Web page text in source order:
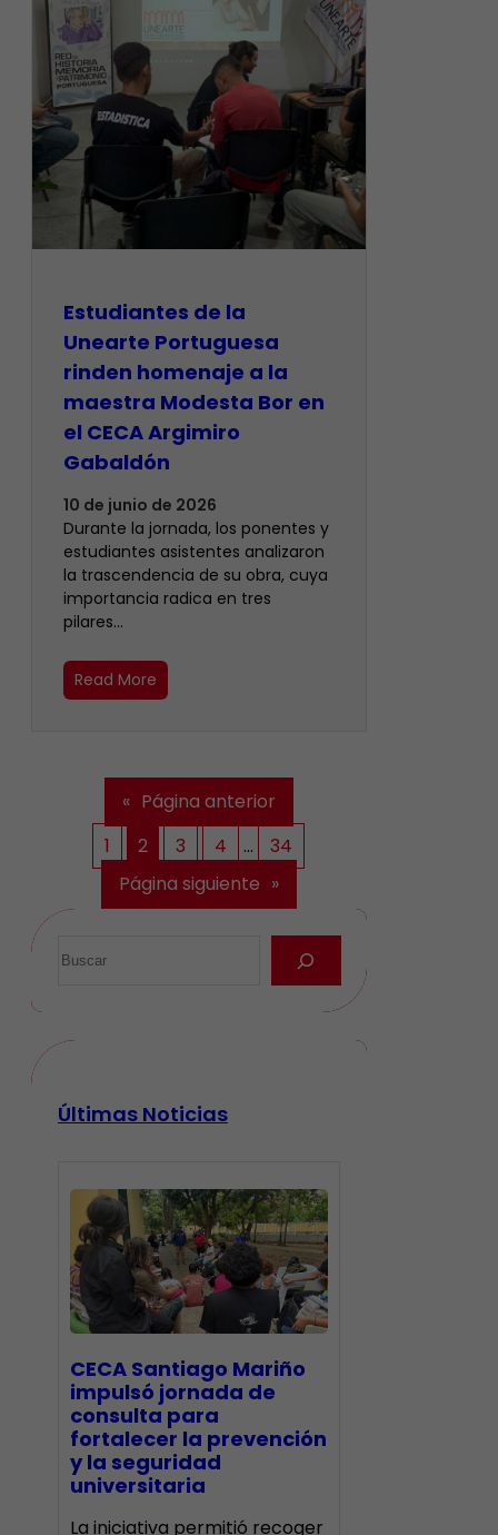
Estudiantes de la
Unearte Portuguesa
rinden homenaje a la
maestra Modesta Bor en
el CECA Argimiro
Gabaldón
10 de junio de 2026
Durante la jornada, los ponentes y
estudiantes asistentes analizaron
la trascendencia de su obra, cuya
importancia radica en tres
pilares…
Read More
« Página anterior
1
2 3 4 …
34
Página siguiente »
Últimas Noticias
CECA Santiago Mariño
impulsó jornada de
consulta para
fortalecer la prevención
y la seguridad
universitaria
La iniciativa permitió recoger